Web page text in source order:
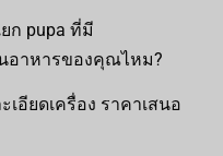
ก pupa ที่มี
อาหารของคุณไหม?
อียดเครื่อง ราคาเสนอ